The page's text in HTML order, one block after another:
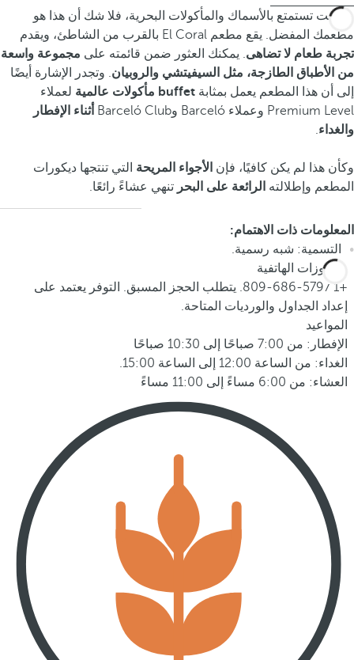
إذا كنت تستمتع بالأسماك والمأكولات البحرية، فلا شك أن هذا هو
مطعمك المفضل. يقع مطعم El Coral بالقرب من الشاطئ، ويقدم
تجربة طعام لا تضاهى. يمكنك العثور ضمن قائمته على مجموعة واسعة
من الأطباق الطازجة، مثل السيفيتشي والروبيان. وتجدر الإشارة أيضًا
إلى أن هذا المطعم يعمل بمثابة buffet مأكولات عالمية
لعملاء
Premium Level وعملاء Barceló وBarceló Club
أثناء الإفطار
والغداء.
وكأن هذا لم يكن كافيًا، فإن الأجواء المريحة التي تنتجها ديكورات
المطعم وإطلالته الرائعة على البحر تنهي عشاءً رائعًا.
المعلومات ذات الاهتمام:
التسمية: شبه رسمية.
الحجوزات الهاتفية
+1 809-686-5797. يتطلب الحجز المسبق. التوفر يعتمد على
إعداد الجداول والورديات المتاحة.
المواعيد
الإفطار: من 7:00 صباحًا إلى 10:30 صباحًا
الغداء: من الساعة 12:00 إلى الساعة 15:00.
العشاء: من 6:00 مساءً إلى 11:00 مساءً